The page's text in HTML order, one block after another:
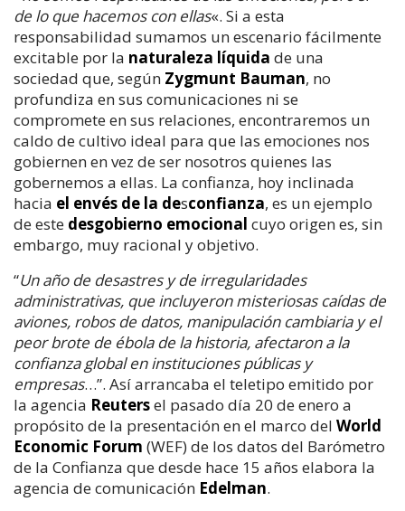
de lo que hacemos con ellas«. Si a esta
responsabilidad sumamos un escenario fácilmente
excitable por la naturaleza líquida de una
sociedad que, según Zygmunt Bauman, no
profundiza en sus comunicaciones ni se
compromete en sus relaciones, encontraremos un
caldo de cultivo ideal para que las emociones nos
gobiernen en vez de ser nosotros quienes las
gobernemos a ellas. La confianza, hoy inclinada
hacia el envés de la desconfianza, es un ejemplo
de este desgobierno emocional cuyo origen es, sin
embargo, muy racional y objetivo.
“Un año de desastres y de irregularidades
administrativas, que incluyeron misteriosas caídas de
aviones, robos de datos, manipulación cambiaria y el
peor brote de ébola de la historia, afectaron a la
confianza global en instituciones públicas y
empresas…”. Así arrancaba el teletipo emitido por
la agencia Reutersel pasado día 20 de enero a
propósito de la presentación en el marco del World
Economic Forum (WEF) de los datos del Barómetro
de la Confianza que desde hace 15 años elabora la
agencia de comunicación Edelman.